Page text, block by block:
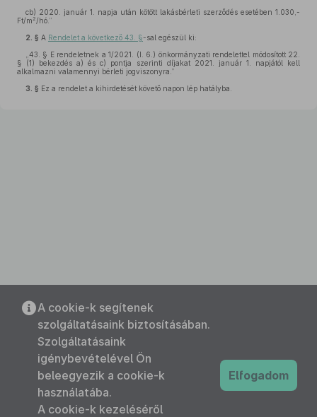
cb) 2020. január 1. napja után kötött lakásbérleti szerződés esetében 1.030,-
Ft/m 2 /hó.”
2. § A Rendelet a következő 43. §-sal egészül ki:
„43. § E rendeletnek a 1/2021. (I. 6.) önkormányzati rendelettel módosított 22.
§ (1) bekezdés a) és c) pontja szerinti díjakat 2021. január 1. napjától kell
alkalmazni valamennyi bérleti jogviszonyra.”
3. § Ez a rendelet a kihirdetését követő napon lép hatályba.
A cookie-k segítenek
szolgáltatásaink biztosításában.
Szolgáltatásaink
igénybevételével Ön
beleegyezik a cookie-k
használatába.
A cookie-k kezeléséről
Elfogadom